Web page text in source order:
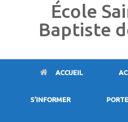
École
Baptiste
ACCUEIL
S’INFORMER